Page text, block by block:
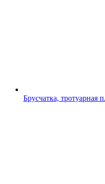
Брусчатка, тротуарная